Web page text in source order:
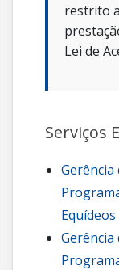
restrito
Lei de
Serviços
Gerência
Equídeos
Gerência